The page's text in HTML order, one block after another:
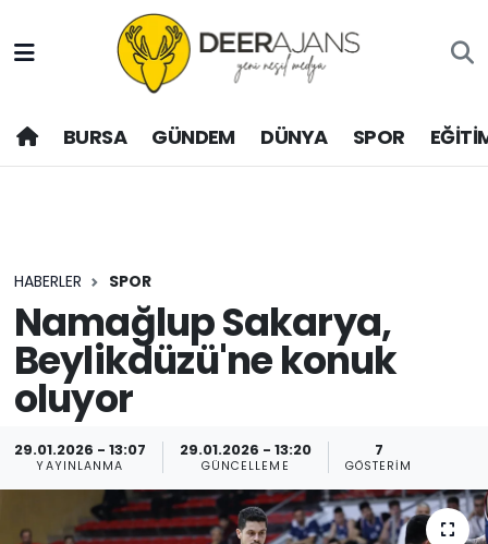
BURSA GÜNDEM DÜNYA SPOR
HABERLER SPOR
Namağlup Sakarya,
Beylikdüzü'ne konuk
oluyor
29.01.2026 - 13:07
YAYINLANMA
29.01.2026 - 13:20
GÜNCELLEME
7
GÖSTERIM
Hava Durumu
Trafik Durumu
Son Dakika Haberleri
Haber Arşivi